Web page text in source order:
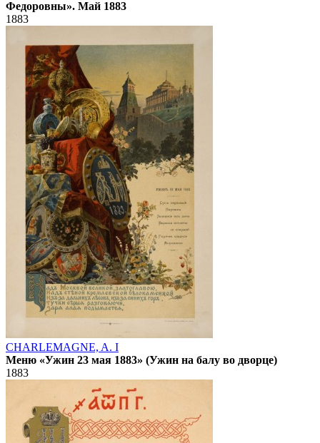
Федоровны». Май 1883
1883
CHARLEMAGNE, A. I
Меню «Ужин 23 мая 1883» (Ужин на балу во дворце)
1883